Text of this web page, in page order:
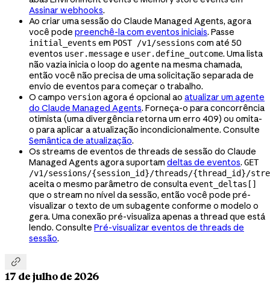
Assinar webhooks.
Ao criar uma sessão do Claude Managed Agents, agora
você pode preenchê-la com eventos iniciais. Passe
initial_events em POST /v1/sessions com até 50
eventos user.messagee user.define_outcome. Uma lista
não vazia inicia o loop do agente na mesma chamada,
então você não precisa de uma solicitação separada de
envio de eventos para começar o trabalho.
O campo versionagora é opcional ao atualizar um agente
do Claude Managed Agents. Forneça-o para concorrência
otimista (uma divergência retorna um erro 409) ou omita-
o para aplicar a atualização incondicionalmente. Consulte
Semântica de atualização.
Os streams de eventos de threads de sessão do Claude
Managed Agents agora suportam deltas de eventos. GET
/v1/sessions/{session_id}/threads/{thread_id}/
aceita o mesmo parâmetro de consulta event_deltas[]
que o stream no nível da sessão, então você pode pré-
visualizar o texto de um subagente conforme o modelo o
gera. Uma conexão pré-visualiza apenas a thread que está
lendo. Consulte Pré-visualizar eventos de threads de
sessão.

17 de julho de 2026